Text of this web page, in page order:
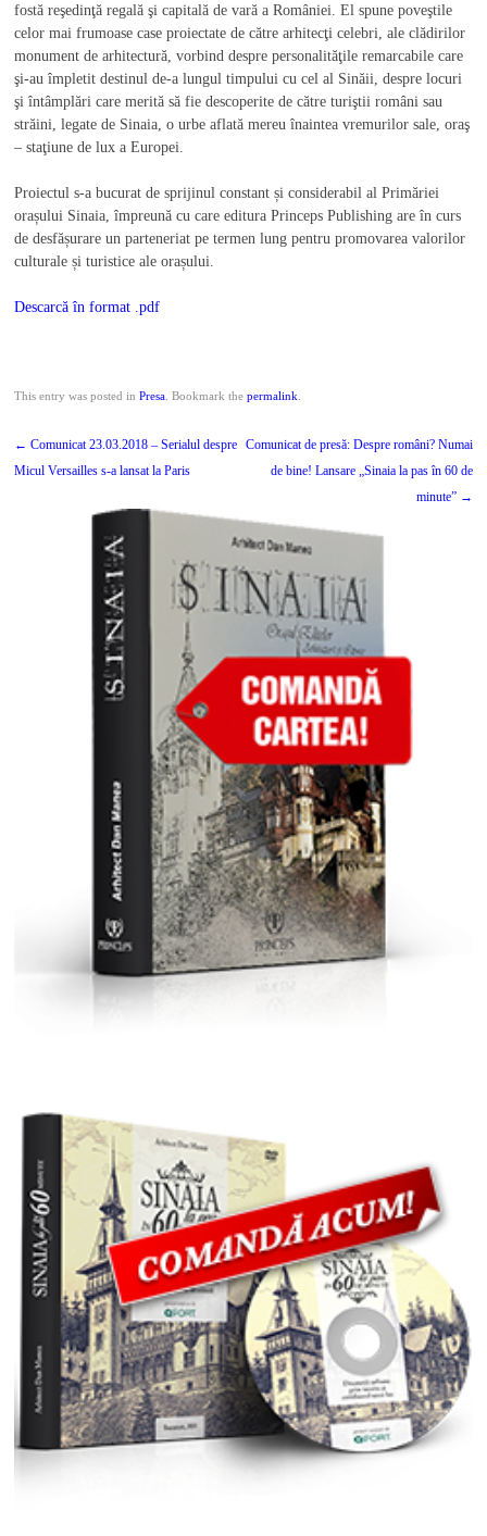
fostă reşedinţă regală şi capitală de vară a României. El spune poveştile
celor mai frumoase case proiectate de către arhitecţi celebri, ale clădirilor
monument de arhitectură, vorbind despre personalităţile remarcabile care
şi-au împletit destinul de-a lungul timpului cu cel al Sinăii, despre locuri
şi întâmplări care merită să fie descoperite de către turiştii români sau
străini, legate de Sinaia, o urbe aflată mereu înaintea vremurilor sale, oraş
– staţiune de lux a Europei.
Proiectul s-a bucurat de sprijinul constant și considerabil al Primăriei
orașului Sinaia, împreună cu care editura Princeps Publishing are în curs
de desfășurare un parteneriat pe termen lung pentru promovarea valorilor
culturale și turistice ale orașului.
Descarcă în format .pdf
This entry was posted in Presa. Bookmark the permalink
Post
navigation
← Comunicat 23.03.2018 – Serialul despre
Micul Versailles s-a lansat la Paris
Comunicat de presă: Despre români? Numai
de bine! Lansare „Sinaia la pas în 60 de
minute” →